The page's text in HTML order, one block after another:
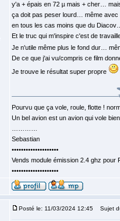
y'a + épais en 72 µ mais + cher…
ça doit pas peser lourd… même
en tous les cas moins que du
Et le truc qui m'inspire c'est de
Je n'utile même plus le fond dur…
De ce que j'ai vu/compris ce film
Je trouve le résultat super propre
Pourvu que ça vole, roule, flotte !
Un bel avion est un avion qui vole
Sebastian
••••••••••••••••••••
Vends module émission 2.4 ghz
••••••••••••••••••••
Posté le: 11/03/2024 12:45 Sujet